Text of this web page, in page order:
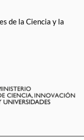
de la Ciencia y la